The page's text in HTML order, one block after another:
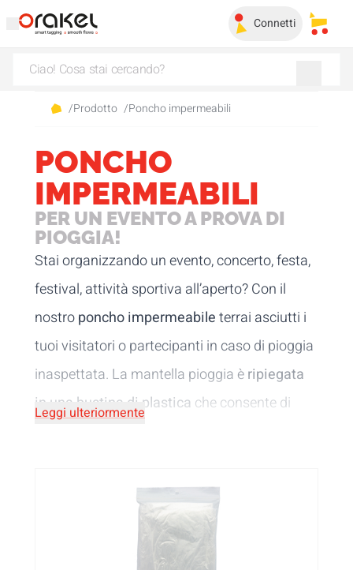
Connetti I miei
/Prodotto /Poncho impermeabili
PONCHO
IMPERMEABILI
PER UN EVENTO A PROVA DI
PIOGGIA!
Stai organizzando un evento, concerto, festa,
festival, attività sportiva all’aperto? Con il
nostroponcho impermeabileterrai asciutti i
tuoi visitatori o partecipanti in caso di pioggia
inaspettata. La mantella pioggia èripiegata
in una bustina di plastica che consente di
Leggi ulteriormente